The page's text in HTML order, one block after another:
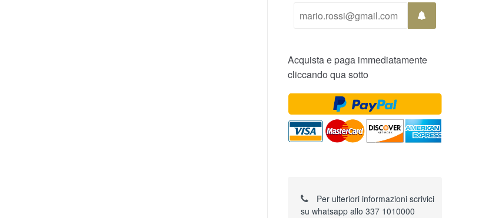
Acquista e paga immediatamente
cliccando qua sotto
Per ulteriori informazioni scrivici
su whatsapp allo 337 1010000